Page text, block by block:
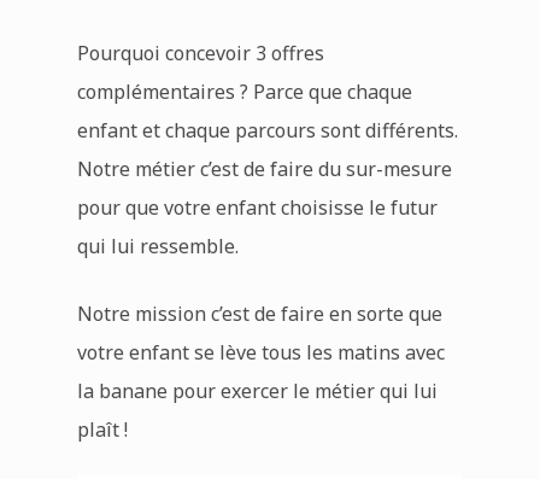
Pourquoi concevoir 3 offres
complémentaires ? Parce que chaque
enfant et chaque parcours sont différents.
Notre métier c’est de faire du sur-mesure
pour que votre enfant choisisse le futur
qui lui ressemble.
Notre mission c’est de faire en sorte que
votre enfant se lève tous les matins avec
la banane pour exercer le métier qui lui
plaît !